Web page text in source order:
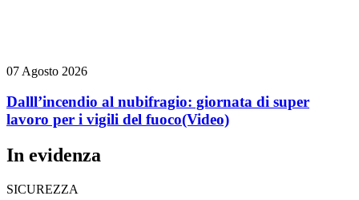
07 Agosto 2026
Dalll’incendio al nubifragio: giornata di super
lavoro per i vigili del fuoco(Video)
In evidenza
SICUREZZA